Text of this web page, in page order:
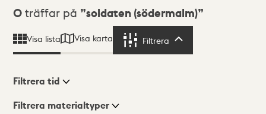
Sökresultat
0 träffar på soldaten (södermalm)
Visa lista Visa karta Filtrera
Visningsläge
Filtrera tid
Filtrera materialtyper